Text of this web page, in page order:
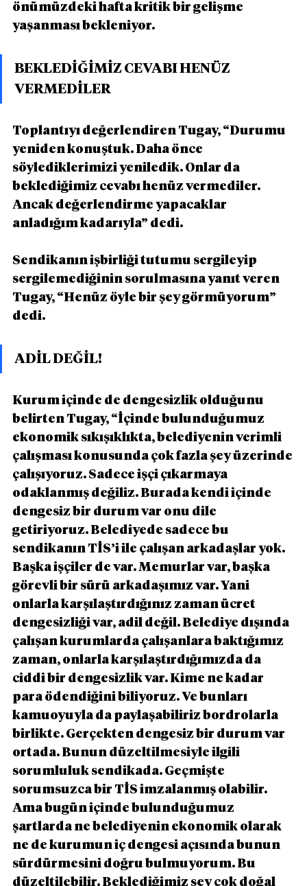
önümüzdeki hafta kritik bir gelişme
yaşanması bekleniyor.
BEKLEDİĞİMİZ CEVABI HENÜZ
VERMEDİLER
Toplantıyı değerlendiren Tugay, “Durumu
yeniden konuştuk. Daha önce
söylediklerimizi yeniledik. Onlar da
beklediğimiz cevabı henüz vermediler.
Ancak değerlendirme yapacaklar
anladığım kadarıyla” dedi.
Sendikanın işbirliği tutumu sergileyip
sergilemediğinin sorulmasına yanıt veren
Tugay, “Henüz öyle bir şey görmüyorum”
dedi.
ADİL DEĞİL!
Kurum içinde de dengesizlik olduğunu
belirten Tugay, “İçinde bulunduğumuz
ekonomik sıkışıklıkta, belediyenin verimli
çalışması konusunda çok fazla şey üzerinde
çalışıyoruz. Sadece işçi çıkarmaya
odaklanmış değiliz. Burada kendi içinde
dengesiz bir durum var onu dile
getiriyoruz. Belediyede sadece bu
sendikanın TİS’i ile çalışan arkadaşlar yok.
Başka işçiler de var. Memurlar var, başka
görevli bir sürü arkadaşımız var. Yani
onlarla karşılaştırdığınız zaman ücret
dengesizliği var, adil değil. Belediye dışında
çalışan kurumlarda çalışanlara baktığımız
zaman, onlarla karşılaştırdığımızda da
ciddi bir dengesizlik var. Kime ne kadar
para ödendiğini biliyoruz. Ve bunları
kamuoyuyla da paylaşabiliriz bordrolarla
birlikte. Gerçekten dengesiz bir durum var
ortada. Bunun düzeltilmesiyle ilgili
sorumluluk sendikada. Geçmişte
sorumsuzca bir TİS imzalanmış olabilir.
Ama bugün içinde bulunduğumuz
şartlarda ne belediyenin ekonomik olarak
ne de kurumun iç dengesi açısında bunun
sürdürmesini doğru bulmuyorum. Bu
düzeltilebilir. Beklediğimiz şey çok doğal